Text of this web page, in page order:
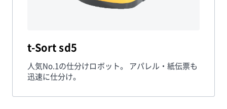
t-Sort sd5
人気No.1の仕分けロボット。 アパレル・紙伝票も
迅速に仕分け。